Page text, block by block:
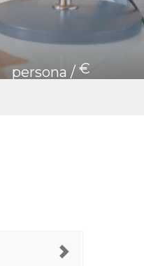
persona / €